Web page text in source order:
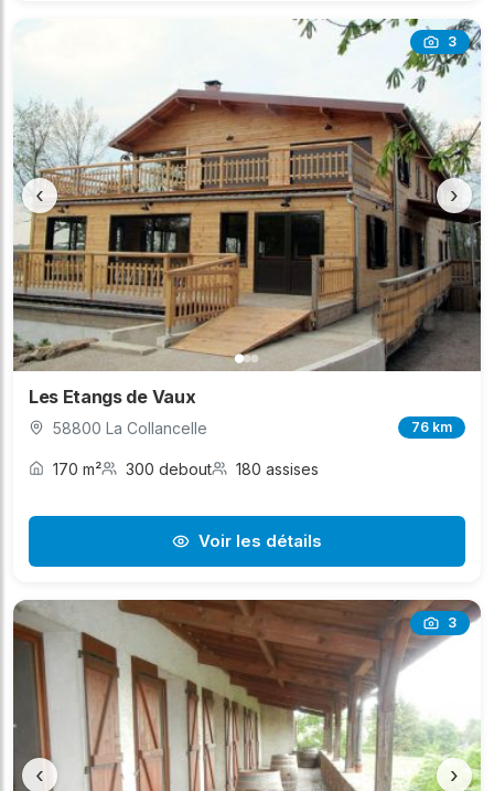
3
‹ ›
Les Etangs de Vaux
58800 La Collancelle 76 km
170 m² 300 debout 180 assises
Voir les détails
3
‹ ›